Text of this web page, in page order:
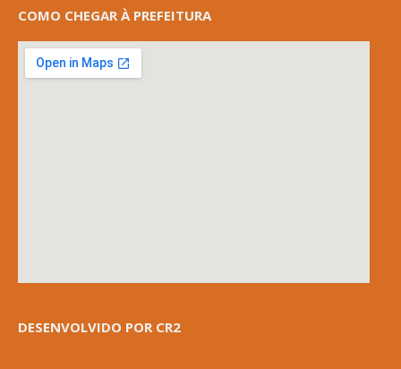
COMO CHEGAR À PREFEITURA
DESENVOLVIDO POR CR2